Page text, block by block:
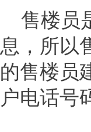
售楼员
息，所以
的售楼员
户电话号